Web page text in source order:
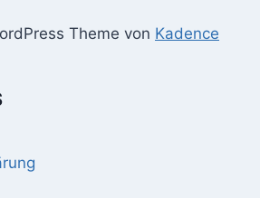
Theme von Kadence